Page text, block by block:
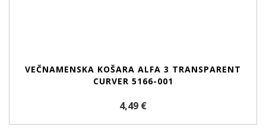
VEČNAMENSKA KOŠARA ALFA 3 TRANSPARENT
CURVER 5166-001
4,49 €